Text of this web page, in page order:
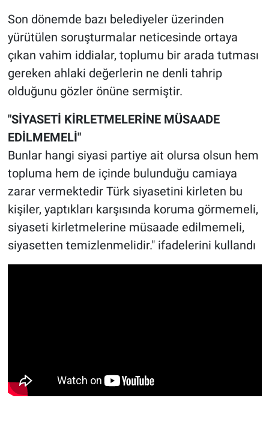
Son dönemde bazı belediyeler üzerinden
yürütülen soruşturmalar neticesinde ortaya
çıkan vahim iddialar, toplumu bir arada tutması
gereken ahlaki değerlerin ne denli tahrip
olduğunu gözler önüne sermiştir.
"SİYASETİ KİRLETMELERİNE MÜSAADE
EDİLMEMELİ"
Bunlar hangi siyasi partiye ait olursa olsun hem
topluma hem de içinde bulunduğu camiaya
zarar vermektedir Türk siyasetini kirleten bu
kişiler, yaptıkları karşısında koruma görmemeli,
siyaseti kirletmelerine müsaade edilmemeli,
siyasetten temizlenmelidir." ifadelerini kullandı